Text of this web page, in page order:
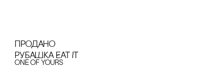
продано
РУБАШКА EAT IT
one of yours